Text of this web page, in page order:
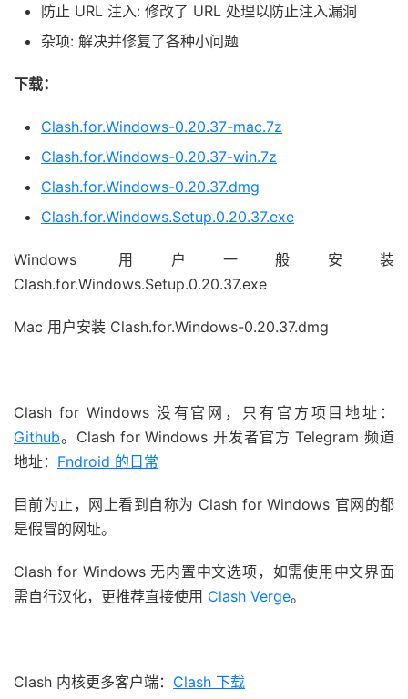
防止 URL 注入: 修改了 URL 处理以防止注入漏洞
杂项: 解决并修复了各种小问题
下载：
Clash.for.Windows-0.20.37-mac.7z
Clash.for.Windows-0.20.37-win.7z
Clash.for.Windows-0.20.37.dmg
Clash.for.Windows.Setup.0.20.37.exe
Windows 用户一般安装
Clash.for.Windows.Setup.0.20.37.exe
Mac 用户安装 Clash.for.Windows-0.20.37.dmg
Clash for Windows 没有官网，只有官方项目地址：
Github。Clash for Windows 开发者官方 Telegram 频道
地址： Fndroid 的日常
目前为止，网上看到自称为 Clash for Windows 官网的都
是假冒的网址。
Clash for Windows 无内置中文选项，如需使用中文界面
需自行汉化，更推荐直接使用 Clash Verge。
Clash 内核更多客户端： Clash 下载